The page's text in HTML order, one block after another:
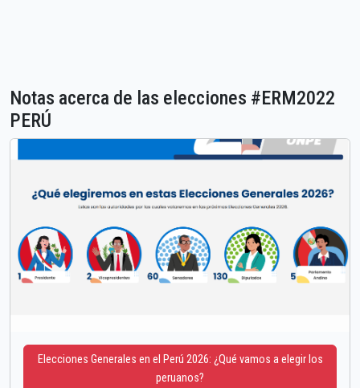
Notas acerca de las elecciones #ERM2022
PERÚ
Elecciones Generales en el Perú 2026: ¿Qué vamos a elegir los
peruanos?